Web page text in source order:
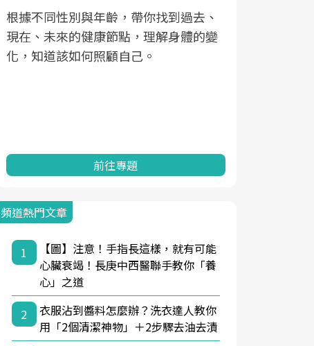
根據不同性別與年齡，帶你找到過去、
現在、未來的健康節點，理解身體的變
化，知道該如何照顧自己。
前往專題
頻道熱門文章
1
【圖】注意！手指長這樣，就有可能
心臟衰竭！長庚中西醫聯手教你「養
心」之道
2
衣服沾到醬料怎麼辦？洗衣達人教你
用「2個清潔神物」＋2步驟去油去漬